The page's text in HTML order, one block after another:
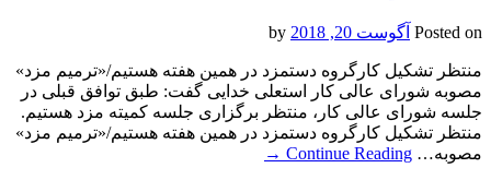
Posted on آگوست 20, 2018
منتظر تشکیل کارگروه دستمزد در همین هفته هستیم/«ترمیم مزد»
مصوبه شورای عالی کار استعلی خدایی گفت: طبق توافق قبلی در
جلسه شورای عالی کار، منتظر برگزاری جلسه کمیته مزد هستیم.
منتظر تشکیل کارگروه دستمزد در همین هفته هستیم/«ترمیم مزد»
مصوبه… Continue Reading
→